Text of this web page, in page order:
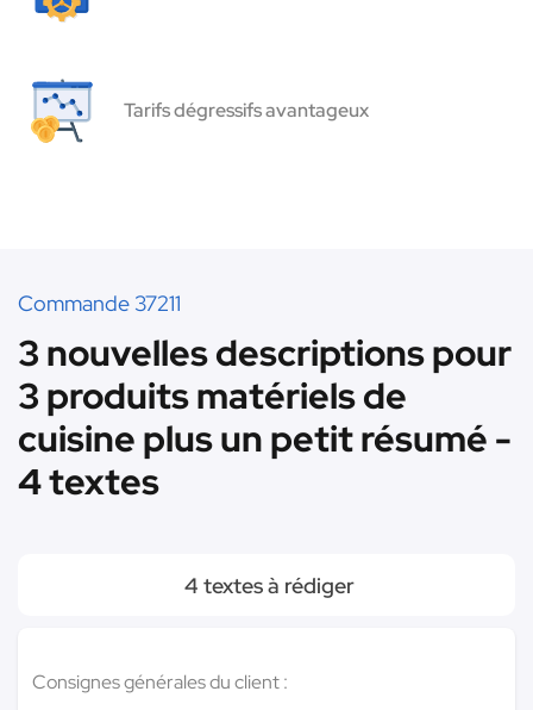
Tarifs dégressifs avantageux
Commande 37211
3 nouvelles descriptions pour
3 produits matériels de
cuisine plus un petit résumé -
4 textes
4 textes à rédiger
Consignes générales du client :